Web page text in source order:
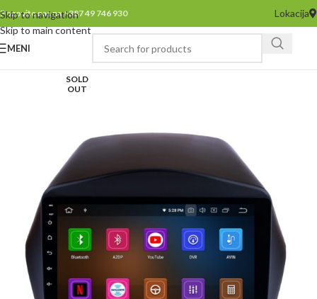
Skip to navigation
Skip to main content
Pozovite nas na +387 49 746 930 Lokacija
MENI
SOLD
OUT